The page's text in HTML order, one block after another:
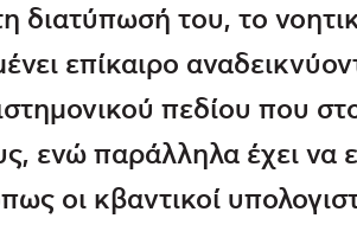
διατύπωσή του, το
επίκαιρο
πεδίου που
ενώ παράλληλα έχει να
οι κβαντικοί